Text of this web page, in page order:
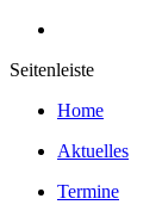
Seitenleiste
Home
Aktuelles
Termine